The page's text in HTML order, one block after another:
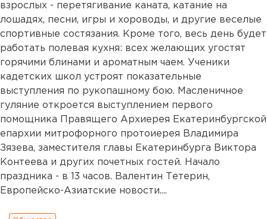
взрослых - перетягивание каната, катание на
лошадях, песни, игры и хороводы, и другие веселые
спортивные состязания. Кроме того, весь день будет
работать полевая кухня: всех желающих угостят
горячими блинами и ароматным чаем. Ученики
кадетских школ устроят показательные
выступления по рукопашному бою. Масленичное
гуляние откроется выступлением первого
помощника Правящего Архиерея Екатеринбургской
епархии митрофорного протоиерея Владимира
Зязева, заместителя главы Екатеринбурга Виктора
Контеева и других почетных гостей. Начало
праздника - в 13 часов. Валентин Тетерин,
Европейско-Азиатские новости....